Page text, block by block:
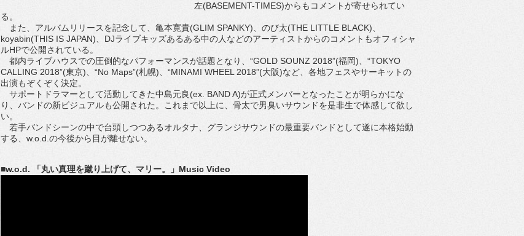
左(BASEMENT-TIMES)からもコメントが寄せられてい
る。
また、アルバムリリースを記念して、亀本寛貴(GLIM SPANKY)、のび太(THE LITTLE BLACK)、
koyabin(THIS IS JAPAN)、DJライブキッズあるある中の人などのアーティストからのコメントもオフィシャ
ルHPで公開されている。
都内ライブハウスでの圧倒的なパフォーマンスが話題となり、“GOLD SOUNZ 2018”(福岡)、“TOKYO
CALLING 2018”(東京)、“No Maps”(札幌)、“MINAMI WHEEL 2018”(大阪)など、各地フェスやサーキットの
出演もぞくぞく決定。
サポートドラマーとして活動してきた中島元良(ex. BAND A)が正式メンバーとなったことが明らかにな
り、バンドの新ビジュアルも公開された。これまで以上に、骨太で男臭いサウンドを是非生で体感して欲し
い。
若手バンドシーンの中で台頭しつつあるオルタナ、グランジサウンドの最重要バンドとして遂に本格始動
する、w.o.d.の今後から目が離せない。
■w.o.d. 「丸い真理を蹴り上げて、マリー。」Music Video